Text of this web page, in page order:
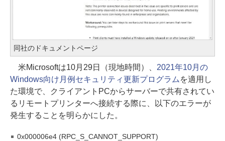
同社のドキュメントページ
米Microsoftは10月29日（現地時間）、 2021年10月の
Windows向け月例セキュリティ更新プログラム を適用し
た環境で、クライアントPCからサーバーで共有されてい
るリモートプリンターへ接続する際に、以下のエラーが
発生することを明らかにした。
0x000006e4 (RPC_S_CANNOT_SUPPORT)